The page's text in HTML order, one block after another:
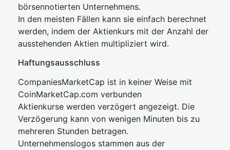
börsennotierten Unternehmens.
In den meisten Fällen kann sie einfach berechnet
werden, indem der Aktienkurs mit der Anzahl der
ausstehenden Aktien multipliziert wird.
Haftungsausschluss
CompaniesMarketCap ist in keiner Weise mit
CoinMarketCap.com verbunden
Aktienkurse werden verzögert angezeigt. Die
Verzögerung kann von wenigen Minuten bis zu
mehreren Stunden betragen.
Unternehmenslogos stammen aus der